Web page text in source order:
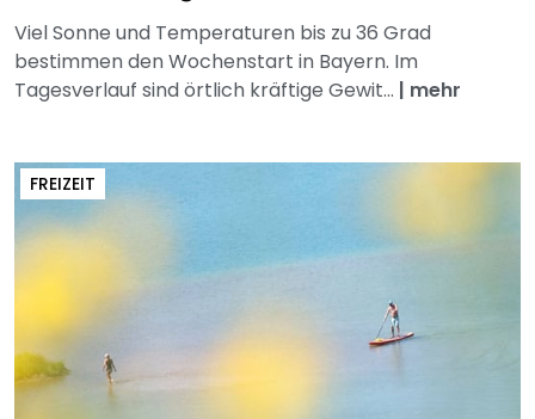
Viel Sonne und Temperaturen bis zu 36 Grad
bestimmen den Wochenstart in Bayern. Im
Tagesverlauf sind örtlich kräftige Gewit... | mehr
FREIZEIT